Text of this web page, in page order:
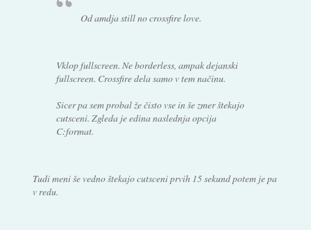
Od amdja still no crossfire love.
Vklop fullscreen. Ne borderless, ampak dejanski
fullscreen. Crossfire dela samo v tem načinu.
Sicer pa sem probal že čisto vse in še zmer štekajo
cutsceni. Zgleda je edina naslednja opcija
C:format.
Tudi meni še vedno štekajo cutsceni prvih 15 sekund potem je pa
v redu.